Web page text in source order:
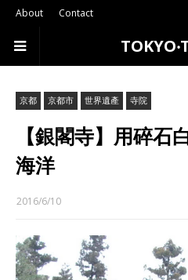
About Contact
京都 京都市 世界遺產 寺院
【銀閣寺】用碎石
海洋
2016/6/10